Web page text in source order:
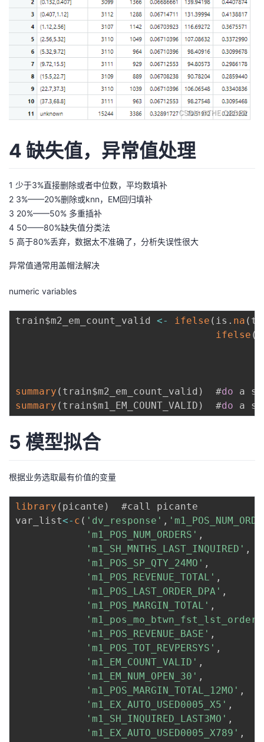
4 缺失值，异常值处理
1 少于3%直接删除或者中位数，平均数填补
2 3%——20%删除或knn，EM回归填补
3 20%——50% 多重插补
4 50——80%缺失值分类法
5 高于80%丢弃，数据太不准确了，分析失误性很大
异常值通常用盖帽法解决
numeric variables
train$m2_em_count_valid <- ifelse ( is . na (
ifelse (
summary ( train$m2_em_count_valid )
  #
do
summary ( train$m1_EM_COUNT_VALID )
  #
do
5 模型拟合
根据业务选取最有价值的变量
library ( picante )
  #call picante
var_list<- c ( 'dv_response' ,
'm1_POS_NUM_ORDERS' ,
'm1_SH_MNTHS_LAST_INQUIRED' ,
'm1_POS_SP_QTY_24MO' ,
'm1_POS_REVENUE_TOTAL' ,
'm1_POS_LAST_ORDER_DPA' ,
'm1_POS_MARGIN_TOTAL' ,
'm1_pos_mo_btwn_fst_lst_order'
'm1_POS_REVENUE_BASE' ,
'm1_POS_TOT_REVPERSYS' ,
'm1_EM_COUNT_VALID' ,
'm1_EM_NUM_OPEN_30' ,
'm1_POS_MARGIN_TOTAL_12MO' ,
'm1_EX_AUTO_USED0005_X5' ,
'm1_SH_INQUIRED_LAST3MO' ,
'm1_EX_AUTO_USED0005_X789' ,